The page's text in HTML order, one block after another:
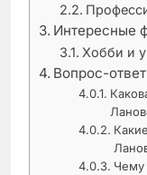
Интересные
Хобби и
Вопрос-
Чему